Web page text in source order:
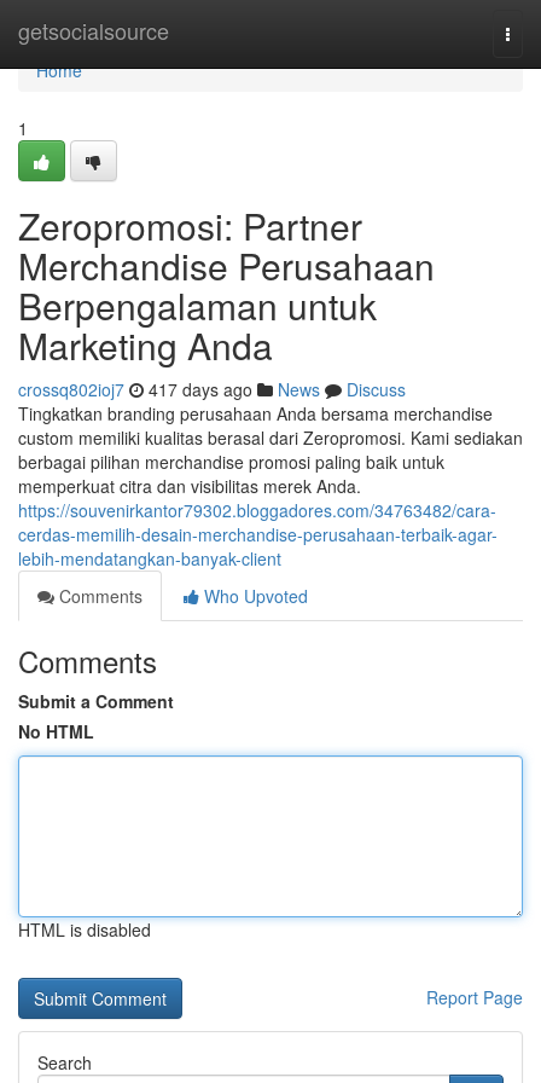
getsocialsource
Home
Home
1
Zeropromosi: Partner
Merchandise Perusahaan
Berpengalaman untuk
Marketing Anda
crossq802ioj7 417 days ago News
Discuss
Tingkatkan branding perusahaan Anda bersama merchandise
custom memiliki kualitas berasal dari Zeropromosi. Kami sediakan
berbagai pilihan merchandise promosi paling baik untuk
memperkuat citra dan visibilitas merek Anda.
https://souvenirkantor79302.bloggadores.com/34763482/cara-
cerdas-memilih-desain-merchandise-perusahaan-terbaik-agar-
lebih-mendatangkan-banyak-client
Comments
Who Upvoted
Comments
Submit a Comment
No HTML
HTML is disabled
Report Page
Search